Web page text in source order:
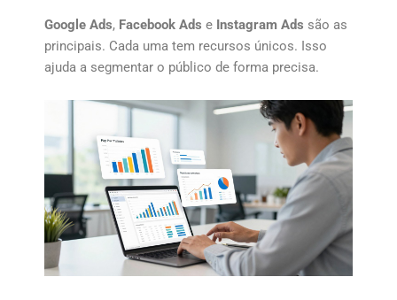
Google Ads, Facebook Ads e Instagram Ads são as
principais. Cada uma tem recursos únicos. Isso
ajuda a segmentar o público de forma precisa.